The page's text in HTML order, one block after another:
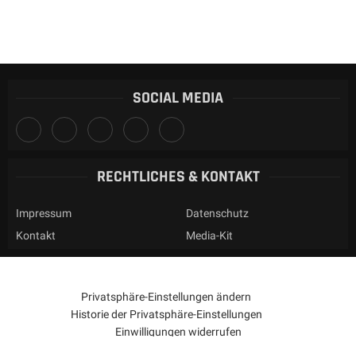
SOCIAL MEDIA
RECHTLICHES & KONTAKT
Impressum
Datenschutz
Kontakt
Media-Kit
Privatsphäre-Einstellungen ändern
Historie der Privatsphäre-Einstellungen
Einwilligungen widerrufen